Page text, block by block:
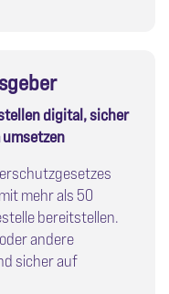
digital, sicher
mehr als 50
bereitstellen.
andere
sicher auf